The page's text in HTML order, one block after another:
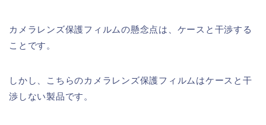
カメラレンズ保護フィルムの懸念点は、ケースと干渉する
ことです。
しかし、こちらのカメラレンズ保護フィルムはケースと干
渉しない製品です。